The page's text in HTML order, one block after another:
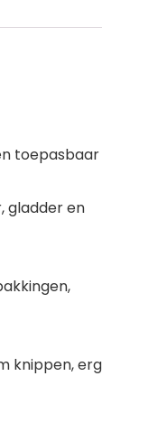
toepasbaar
gladder en
knippen, erg